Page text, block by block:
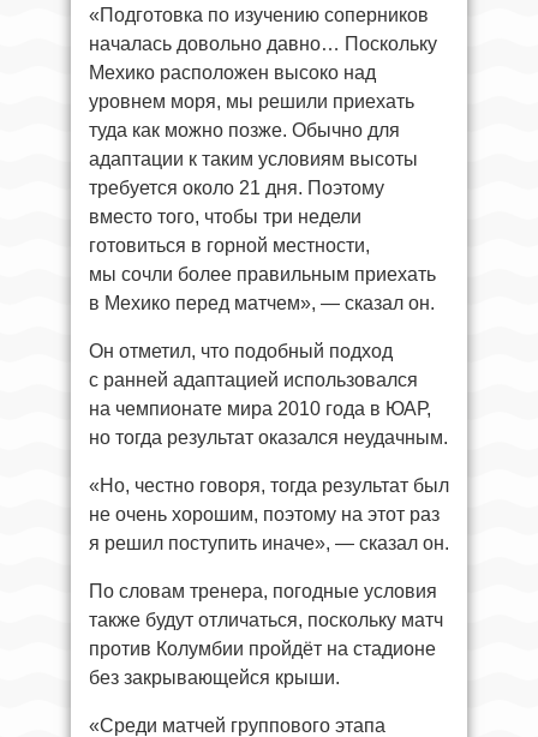
«Подготовка по изучению соперников
началась довольно давно… Поскольку
Мехико расположен высоко над
уровнем моря, мы решили приехать
туда как можно позже. Обычно для
адаптации к таким условиям высоты
требуется около 21 дня. Поэтому
вместо того, чтобы три недели
готовиться в горной местности,
мы сочли более правильным приехать
в Мехико перед матчем», — сказал он.
Он отметил, что подобный подход
с ранней адаптацией использовался
на чемпионате мира 2010 года в ЮАР,
но тогда результат оказался неудачным.
«Но, честно говоря, тогда результат был
не очень хорошим, поэтому на этот раз
я решил поступить иначе», — сказал он.
По словам тренера, погодные условия
также будут отличаться, поскольку матч
против Колумбии пройдёт на стадионе
без закрывающейся крыши.
«Среди матчей группового этапа